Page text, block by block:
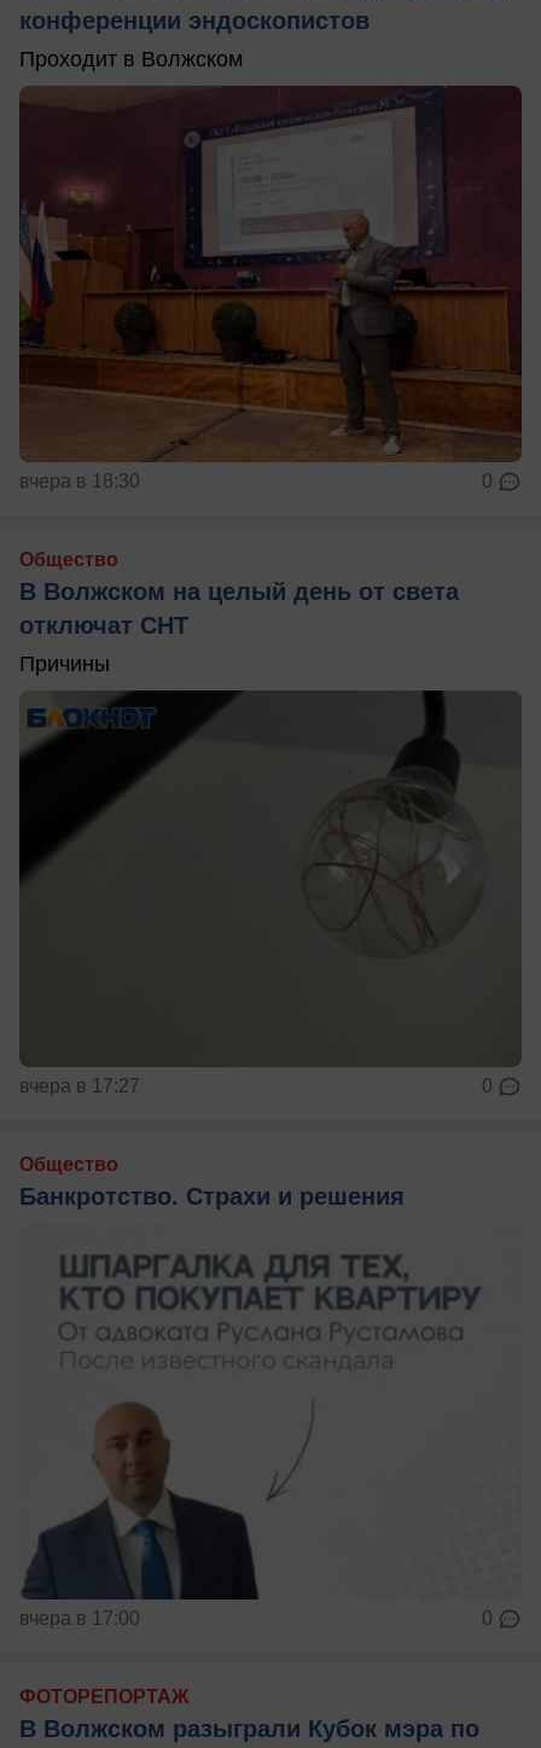
конференции эндоскопистов
Проходит в Волжском
вчера в 18:30 0
Общество
В Волжском на целый день от света
отключат СНТ
Причины
вчера в 17:27 0
Общество
Банкротство. Страхи и решения
вчера в 17:00 0
ФОТОРЕПОРТАЖ
В Волжском разыграли Кубок мэра по